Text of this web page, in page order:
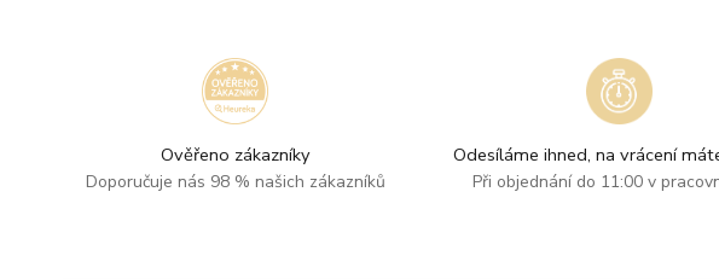
Ověřeno zákazníky
Doporučuje nás 98 % našich zákazníků
Odesíláme ihned, na vrácení
Při objednání do 11:00 v